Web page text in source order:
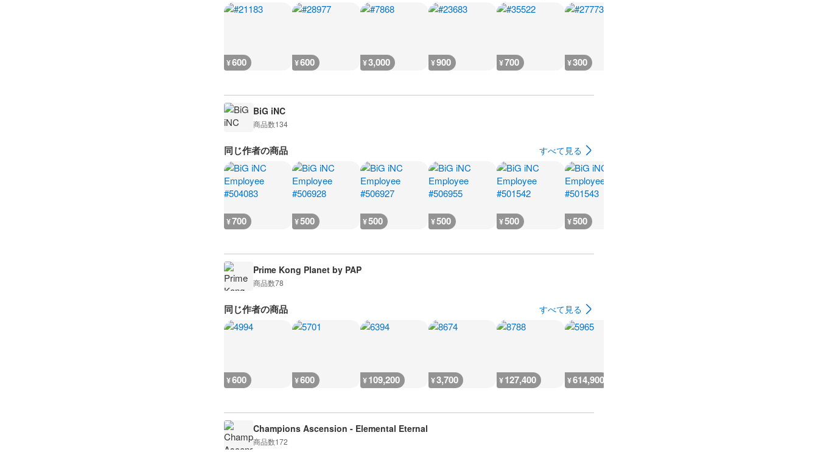
¥600 ¥600 ¥3,000 ¥900 ¥700 ¥300
BiG iNC
商品数134
同じ作者の商品 すべて見る
¥700 ¥500 ¥500 ¥500 ¥500 ¥500
Prime Kong Planet by PAP
商品数78
同じ作者の商品 すべて見る
¥600 ¥600 ¥109,200 ¥3,700 ¥127,400 ¥614,900
Champions Ascension - Elemental Eternal
商品数172